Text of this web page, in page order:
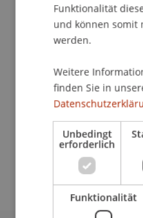
School
Universität
9490 Vaduz
Liechtenstein
T. +423 265 13 86
bianca.aust@uni.li
Funktionalität
und können somit
werden.
Weitere
finden Sie in
Unbedingt
erforderlich
Funktionalität